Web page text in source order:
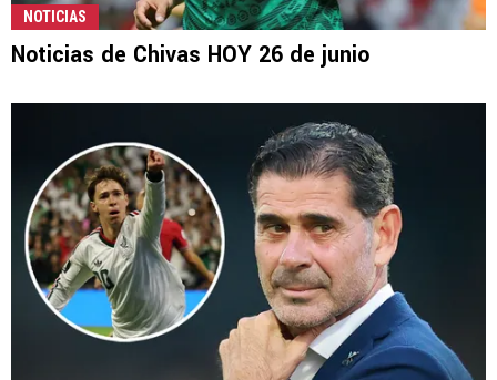
NOTICIAS
Noticias de Chivas HOY 26 de junio